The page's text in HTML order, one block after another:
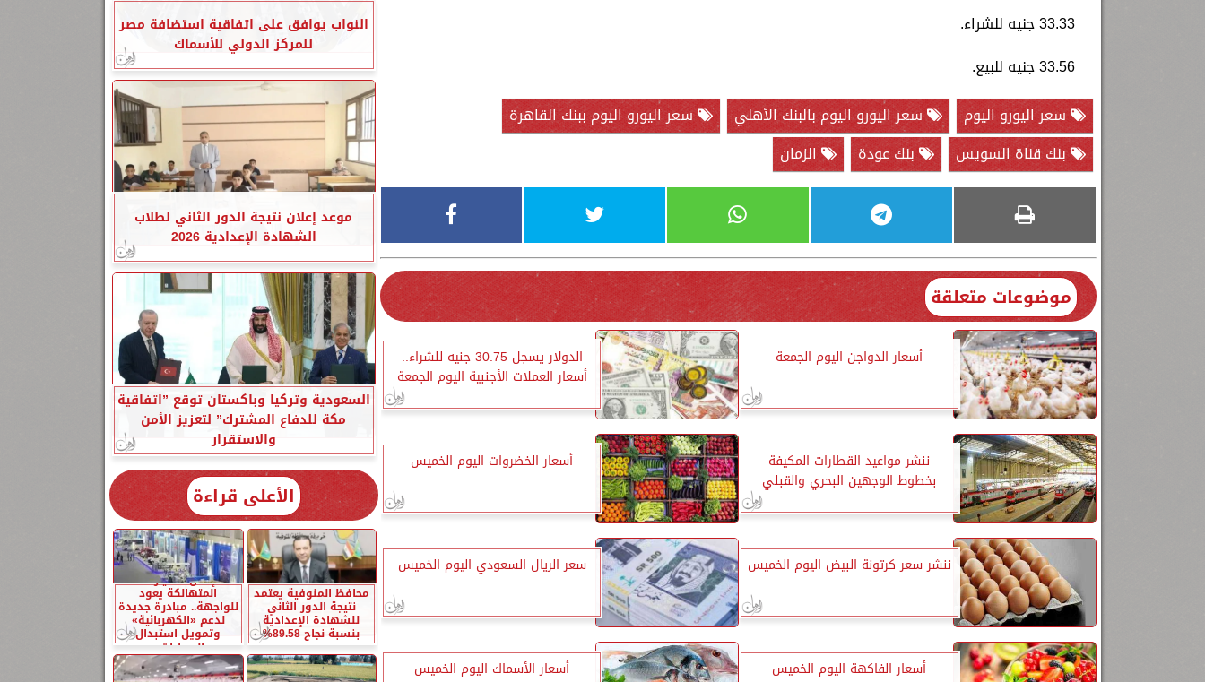
33.33 جنيه للشراء.
33.56 جنيه للبيع.
سعر اليورو اليوم
سعر اليورو اليوم بالبنك الأهلي
سعر اليورو اليوم ببنك القاهرة
بنك قناة السويس
بنك عودة الزمان
موضوعات متعلقة
أسعار الدواجن اليوم الجمعة
الدولار يسجل 30.75 جنيه للشراء..
أسعار العملات الأجنبية اليوم الجمعة
ننشر مواعيد القطارات المكيفة
بخطوط الوجهين البحري والقبلي
أسعار الخضروات اليوم الخميس
ننشر سعر كرتونة البيض اليوم الخميس سعر الريال السعودي اليوم الخميس
أسعار الفاكهة اليوم الخميس أسعار الأسماك اليوم الخميس
النواب يوافق على اتفاقية استضافة مصر
للمركز الدولي للأسماك
موعد إعلان نتيجة الدور الثاني لطلاب
الشهادة الإعدادية 2026
السعودية وتركيا وباكستان توقع ”اتفاقية
مكة للدفاع المشترك” لتعزيز الأمن
والاستقرار
الأعلى قراءة
محافظ المنوفية يعتمد
نتيجة الدور الثاني
للشهادة الإعدادية
بنسبة نجاح 89.58%
إحلال السيارات
المتهالكة يعود
للواجهة.. مبادرة جديدة
لدعم «الكهربائية»
وتمويل استبدال
السيارات...